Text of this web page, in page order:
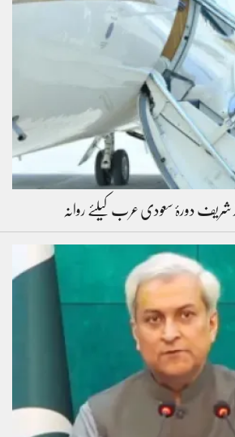
شریف دورۂ سعودی عرب کیلئے روانہ